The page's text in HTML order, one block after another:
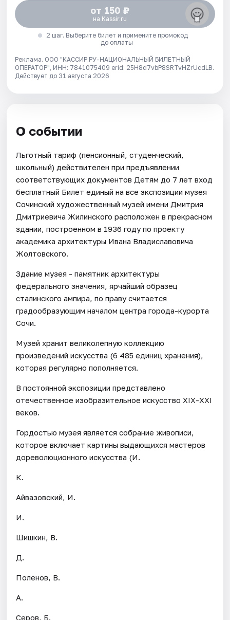
от 150 ₽
на Kassir.ru
2 шаг. Выберите билет и примените промокод
до оплаты
Реклама. ООО "КАССИР.РУ-НАЦИОНАЛЬНЫЙ БИЛЕТНЫЙ
ОПЕРАТОР", ИНН: 7841075409 erid: 25H8d7vbP8SRTvHZrUcdLB.
Действует до 31 августа 2026
О событии
Льготный тариф (пенсионный, студенческий,
школьный) действителен при предъявлении
соответствующих документов Детям до 7 лет вход
бесплатный Билет единый на все экспозиции музея
Сочинский художественный музей имени Дмитрия
Дмитриевича Жилинского расположен в прекрасном
здании, построенном в 1936 году по проекту
академика архитектуры Ивана Владиславовича
Жолтовского.
Здание музея - памятник архитектуры
федерального значения, ярчайший образец
сталинского ампира, по праву считается
градообразующим началом центра города-курорта
Сочи.
Музей хранит великолепную коллекцию
произведений искусства (6 485 единиц хранения),
которая регулярно пополняется.
В постоянной экспозиции представлено
отечественное изобразительное искусство ХIХ-ХХI
веков.
Гордостью музея является собрание живописи,
которое включает картины выдающихся мастеров
дореволюционного искусства (И.
К.
Айвазовский, И.
И.
Шишкин, В.
Д.
Поленов, В.
А.
Серов, Б.